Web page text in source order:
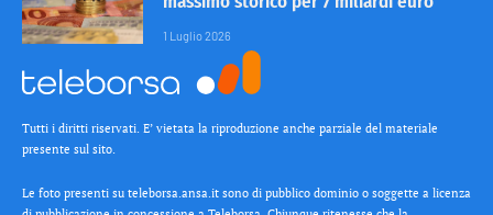
1 Luglio 2026
Tutti i diritti riservati. E’ vietata la riproduzione anche parziale del materiale
presente sul sito.
Le foto presenti su teleborsa.ansa.it sono di pubblico dominio o soggette a licenza